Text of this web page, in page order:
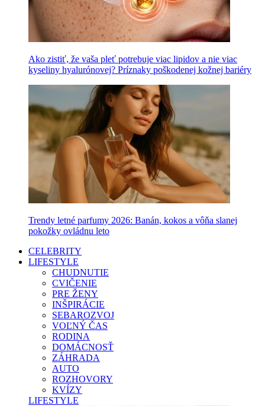
Ako zistiť, že vaša pleť potrebuje viac lipidov a nie viac
kyseliny hyalurónovej? Príznaky poškodenej kožnej bariéry
Trendy letné parfumy 2026: Banán, kokos a vôňa slanej
pokožky ovládnu leto
CELEBRITY
LIFESTYLE
CHUDNUTIE
CVIČENIE
PRE ŽENY
INŠPIRÁCIE
SEBAROZVOJ
VOĽNÝ ČAS
RODINA
DOMÁCNOSŤ
ZÁHRADA
AUTO
ROZHOVORY
KVÍZY
LIFESTYLE